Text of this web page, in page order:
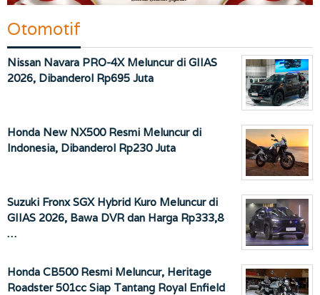
Otomotif
Nissan Navara PRO-4X Meluncur di GIIAS
2026, Dibanderol Rp695 Juta
Honda New NX500 Resmi Meluncur di
Indonesia, Dibanderol Rp230 Juta
Suzuki Fronx SGX Hybrid Kuro Meluncur di
GIIAS 2026, Bawa DVR dan Harga Rp333,8
…
Honda CB500 Resmi Meluncur, Heritage
Roadster 501cc Siap Tantang Royal Enfield